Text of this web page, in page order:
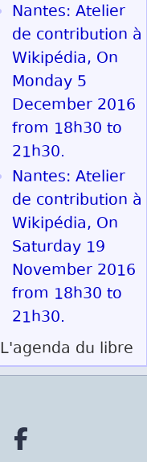
Nantes: Atelier
de contribution à
Wikipédia, On
Monday 5
December 2016
from 18h30 to
21h30.
Nantes: Atelier
de contribution à
Wikipédia, On
Saturday 19
November 2016
from 18h30 to
21h30.
L'agenda du libre
LinkedIn